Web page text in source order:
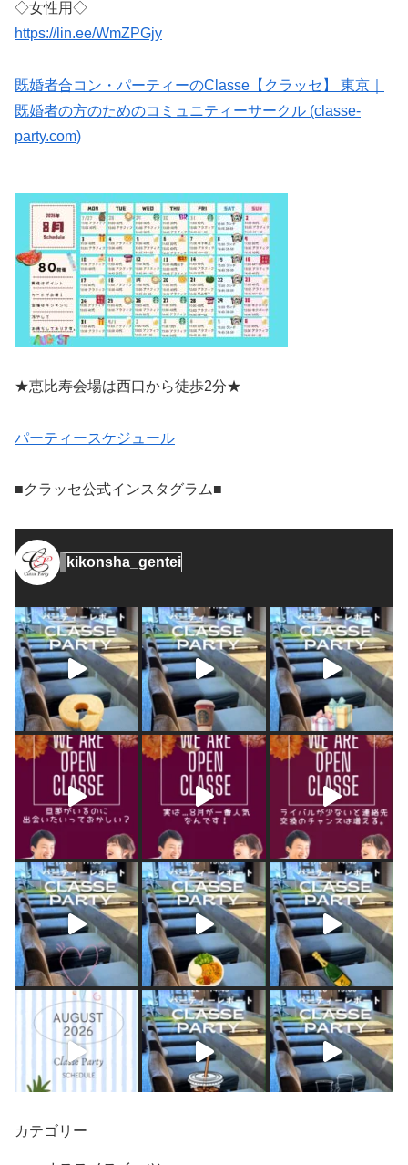
◇女性用◇
https://lin.ee/WmZPGjy
既婚者合コン・パーティーのClasse【クラッセ】 東京｜
既婚者の方のためのコミュニティーサークル (classe-
party.com)
★恵比寿会場は西口から徒歩2分★
パーティースケジュール
■クラッセ公式インスタグラム■
kikonsha_gentei
カテゴリー